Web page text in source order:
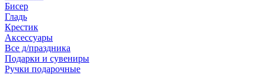
Бисер
Гладь
Крестик
Аксессуары
Все д/праздника
Подарки и сувениры
Ручки подарочные